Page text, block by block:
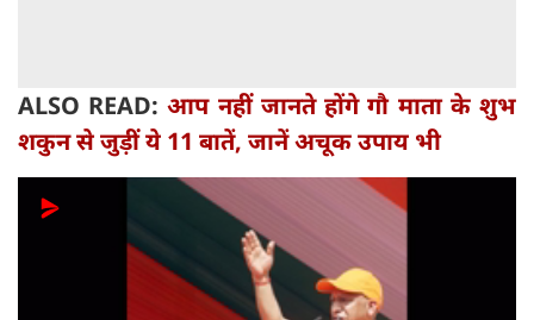
ALSO READ:आप नहीं जानते होंगे गौ माता के शुभ
शकुन से जुड़ीं ये 11 बातें, जानें अचूक उपाय भी